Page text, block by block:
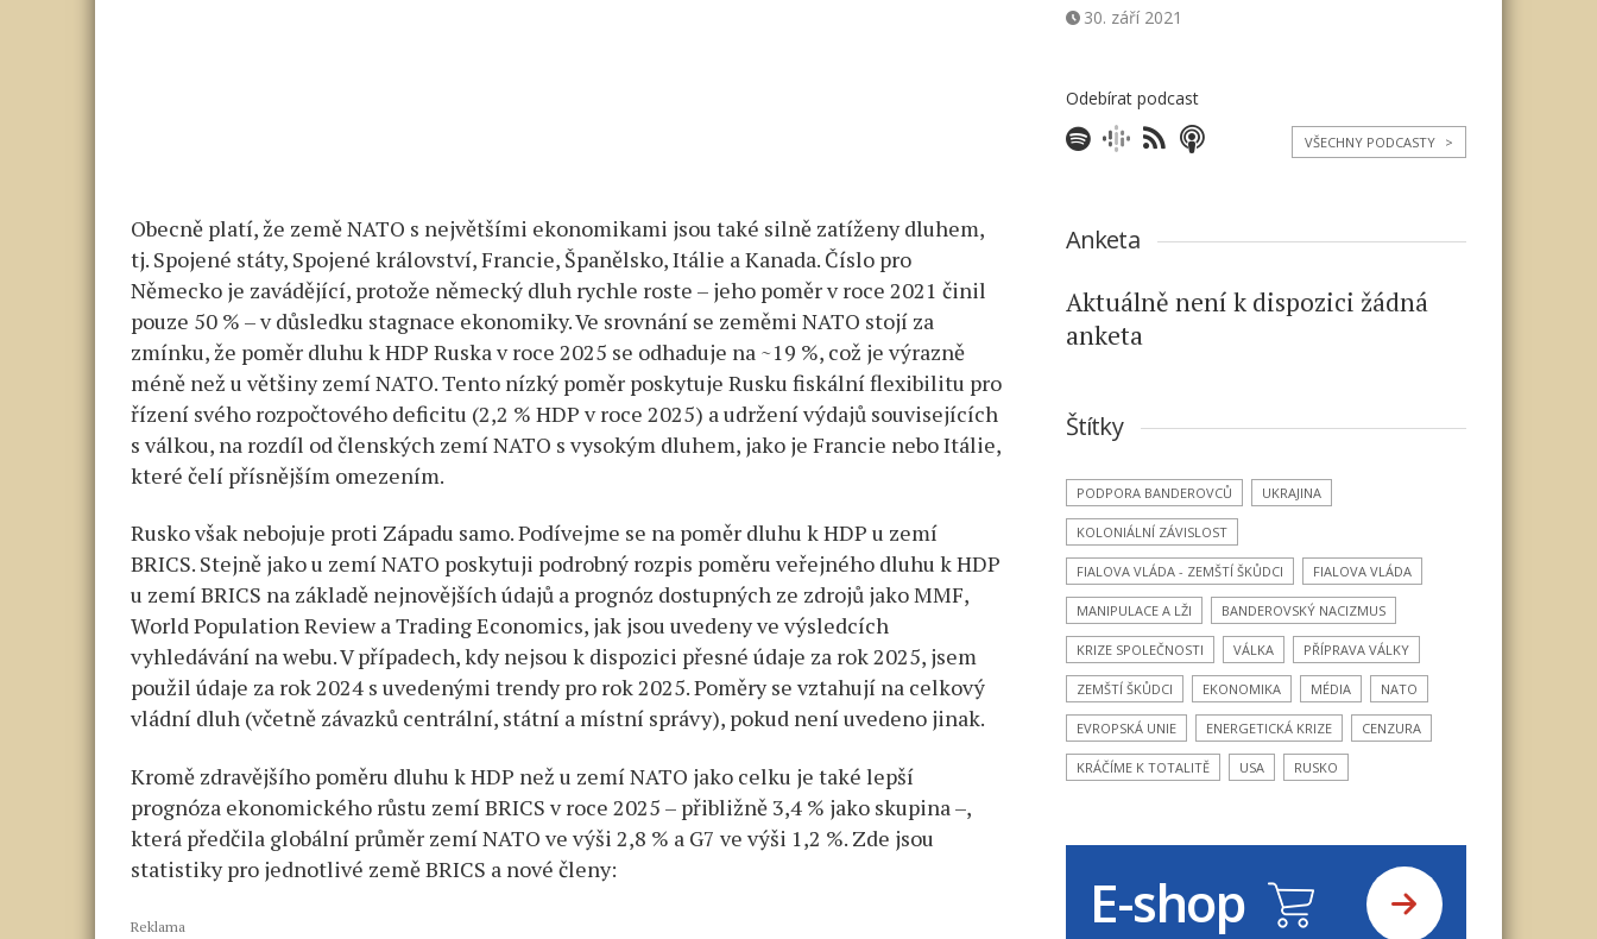
Obecně platí, že země NATO s největšími ekonomikami jsou také silně zatíženy dluhem,
tj. Spojené státy, Spojené království, Francie, Španělsko, Itálie a Kanada. Číslo pro
Německo je zavádějící, protože německý dluh rychle roste – jeho poměr v roce 2021 činil
pouze 50 % – v důsledku stagnace ekonomiky. Ve srovnání se zeměmi NATO stojí za
zmínku, že poměr dluhu k HDP Ruska v roce 2025 se odhaduje na ~19 %, což je výrazně
méně než u většiny zemí NATO. Tento nízký poměr poskytuje Rusku fiskální flexibilitu pro
řízení svého rozpočtového deficitu (2,2 % HDP v roce 2025) a udržení výdajů souvisejících
s válkou, na rozdíl od členských zemí NATO s vysokým dluhem, jako je Francie nebo Itálie,
které čelí přísnějším omezením.
Rusko však nebojuje proti Západu samo. Podívejme se na poměr dluhu k HDP u zemí
BRICS. Stejně jako u zemí NATO poskytuji podrobný rozpis poměru veřejného dluhu k HDP
u zemí BRICS na základě nejnovějších údajů a prognóz dostupných ze zdrojů jako MMF,
World Population Review a Trading Economics, jak jsou uvedeny ve výsledcích
vyhledávání na webu. V případech, kdy nejsou k dispozici přesné údaje za rok 2025, jsem
použil údaje za rok 2024 s uvedenými trendy pro rok 2025. Poměry se vztahují na celkový
vládní dluh (včetně závazků centrální, státní a místní správy), pokud není uvedeno jinak.
Kromě zdravějšího poměru dluhu k HDP než u zemí NATO jako celku je také lepší
prognóza ekonomického růstu zemí BRICS v roce 2025 – přibližně 3,4 % jako skupina –,
která předčila globální průměr zemí NATO ve výši 2,8 % a G7 ve výši 1,2 %. Zde jsou
statistiky pro jednotlivé země BRICS a nové členy:
Reklama
30. září 2021
Odebírat podcast
VŠECHNY PODCASTY >
Anketa
Aktuálně není k dispozici žádná
anketa
Štítky
PODPORA BANDEROVCŮ UKRAJINA
KOLONIÁLNÍ ZÁVISLOST
FIALOVA VLÁDA - ZEMŠTÍ ŠKŮDCI FIALOVA VLÁDA
MANIPULACE A LŽI BANDEROVSKÝ NACIZMUS
KRIZE SPOLEČNOSTI VÁLKA PŘÍPRAVA VÁLKY
ZEMŠTÍ ŠKŮDCI EKONOMIKA MÉDIA NATO
EVROPSKÁ UNIE ENERGETICKÁ KRIZE CENZURA
KRÁČÍME K TOTALITĚ USA RUSKO
E-shop